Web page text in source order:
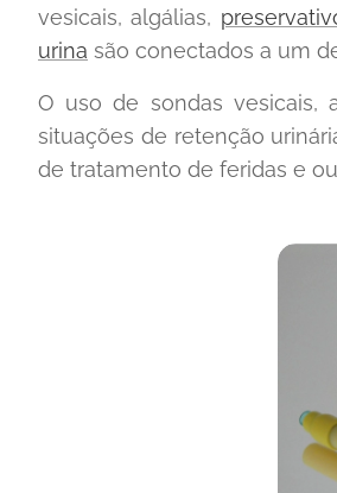
vesicais, algálias,
urina são conectados a um
O uso de sondas vesicais,
situações de retenção
de tratamento de feridas e